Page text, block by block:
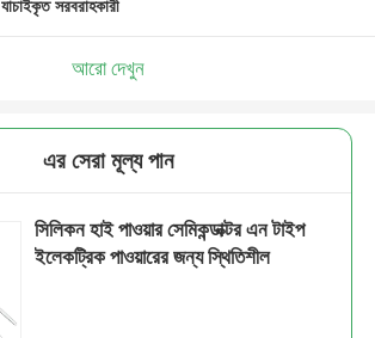
যাচাইকৃত সরবরাহকারী
আরো দেখুন
এর সেরা মূল্য পান
সিলিকন হাই পাওয়ার সেমিকন্ডাক্টর এন টাইপ
ইলেকট্রিক পাওয়ারের জন্য স্থিতিশীল